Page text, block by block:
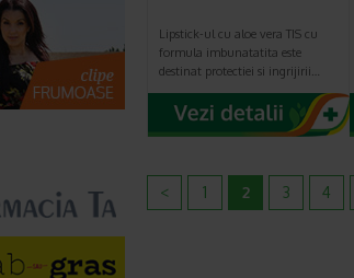
Lipstick-ul cu aloe vera TIS cu
formula imbunatatita este
destinat protectiei si ingrijirii…
< 1 2 3 4